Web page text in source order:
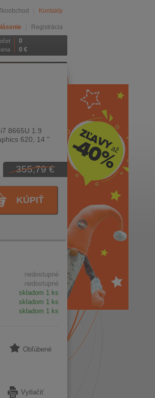
Kontakty
Registrácia
0
0 €
8665U 1.9
620, 14 "
355,79 €
KÚPIŤ
nedostupné
nedostupné
skladom 1 ks
skladom 1 ks
skladom 1 ks
Obľúbené
Vytlačiť